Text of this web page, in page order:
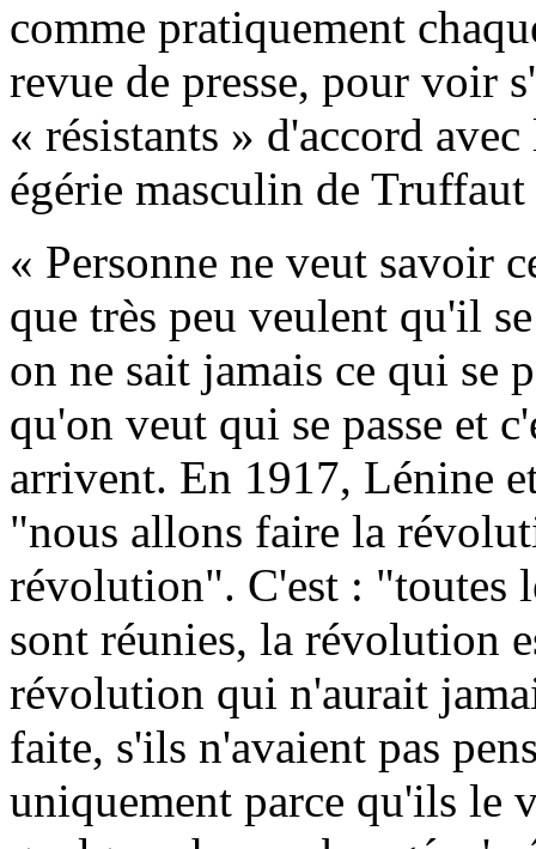
comme pratiquement
revue de presse, pour voir
« résistants » d'accord
égérie masculin de
« Personne ne veut savoir
que très peu veulent qu'il
on ne sait jamais ce qui se
qu'on veut qui se passe et
arrivent. En 1917, Lénine
"nous allons faire la
révolution". C'est : "toutes
sont réunies, la révolution
révolution qui n'aurait
faite, s'ils n'avaient pas
uniquement parce qu'ils le